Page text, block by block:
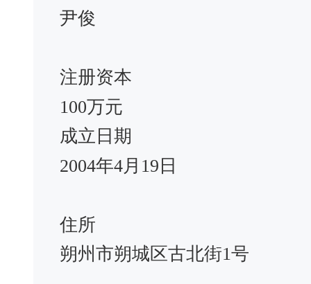
尹俊
注册资本
100万元
成立日期
2004年4月19日
住所
朔州市朔城区古北街1号